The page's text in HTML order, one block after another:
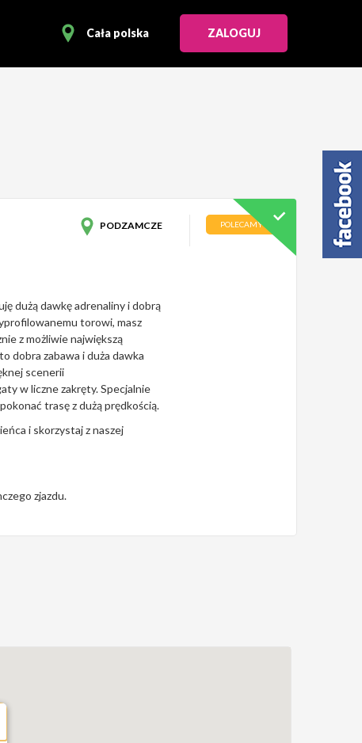
Cała polska ZALOGUJ
PODZAMCZE
dużą dawkę adrenaliny i dobrą
torowi, masz
z możliwie największą
dobra zabawa i duża dawka
scenerii
w liczne zakręty. Specjalnie
trasę z dużą prędkością.
i skorzystaj z naszej
zjazdu.
POLECAMY